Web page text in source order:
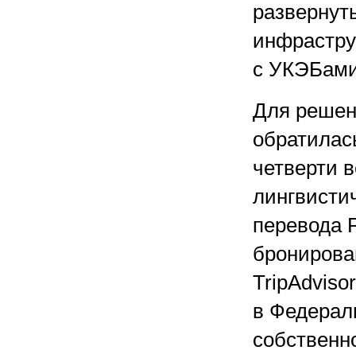
с
Для
четверти
перевода
в